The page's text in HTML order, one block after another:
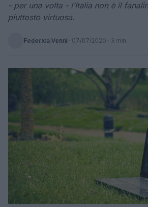
- per una volta - l’Italia non è il
piuttosto virtuosa.
Federica Venni · 07/07/2020 · 3 min